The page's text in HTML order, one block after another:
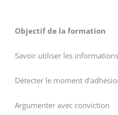
Objectif de la formation
Savoir utiliser les
Détecter le moment
Argumenter avec conviction